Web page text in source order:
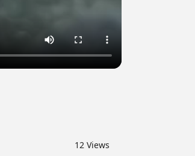
12 Views